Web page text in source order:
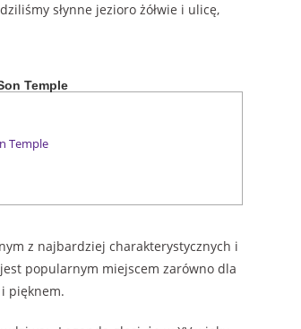
słynne jezioro żółwie i ulicę,
Temple
Temple
z najbardziej charakterystycznych i
popularnym miejscem zarówno dla
pięknem.